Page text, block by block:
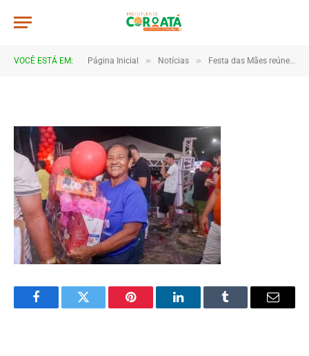
VOCÊ ESTÁ EM: Página Inicial » Notícias » Festa das Mães reúne multidão e emociona famílias em Coroatá
JWR_5206
FacebookTwitter Pinterest LinkedInTumblr Email